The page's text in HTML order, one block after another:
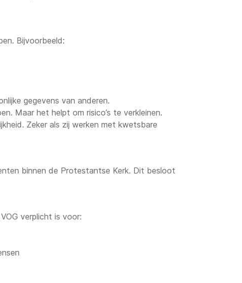
Bijvoorbeeld:
gegevens van anderen.
Maar het helpt om risico’s te verkleinen.
Zeker als zij werken met kwetsbare
binnen de Protestantse Kerk. Dit besloot
verplicht is voor: